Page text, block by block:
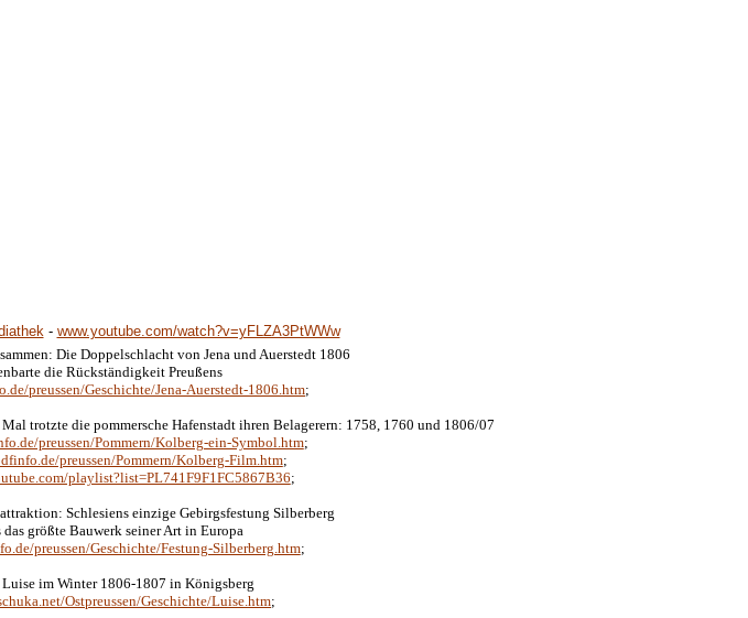
- www.youtube.com/watch?v=yFLZA3PtWWw
Die Doppelschlacht von Jena und Auerstedt 1806
die Rückständigkeit Preußens
preussen/Geschichte/Jena-Auerstedt-1806.htm;
trotzte die pommersche Hafenstadt ihren Belagerern: 1758, 1760 und 1806/07
preussen/Pommern/Kolberg-ein-Symbol.htm;
preussen/Pommern/Kolberg-Film.htm;
playlist?list=PL741F9F1FC5867B36;
Schlesiens einzige Gebirgsfestung Silberberg
größte Bauwerk seiner Art in Europa
preussen/Geschichte/Festung-Silberberg.htm;
im Winter 1806-1807 in Königsberg
Ostpreussen/Geschichte/Luise.htm;